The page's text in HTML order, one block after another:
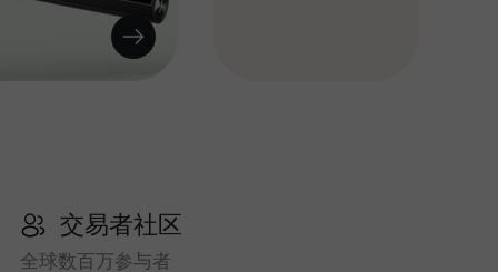
交易者社区
全球数百万参与者